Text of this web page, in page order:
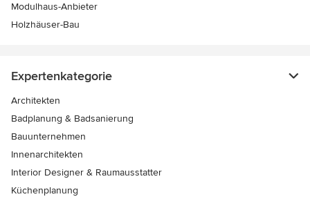
Modulhaus-Anbieter
Holzhäuser-Bau
Expertenkategorie
Architekten
Badplanung & Badsanierung
Bauunternehmen
Innenarchitekten
Interior Designer & Raumausstatter
Küchenplanung